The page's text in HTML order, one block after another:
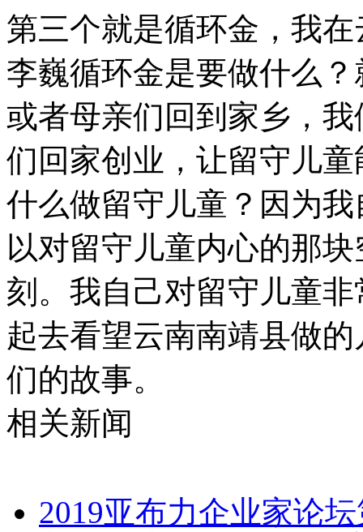
第三个就是循环金，我
李巍循环金是要做什么
或者母亲们回到家乡，
们回家创业，让留守儿
什么做留守儿童？因为
以对留守儿童内心的那
刻。我自己对留守儿童
起去看望云南南靖县做
们的故事。
相关新闻
2019亚布力企业家论